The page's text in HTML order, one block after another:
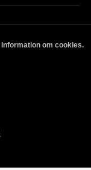
Information om cookies.